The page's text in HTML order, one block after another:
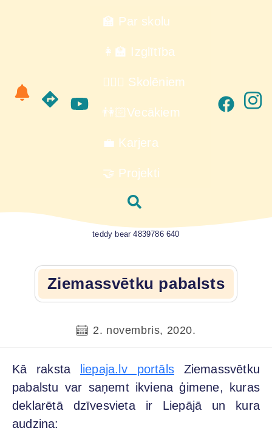
🏫 Par skolu
👩‍🏫 Izglītība
🙋🏻‍♂️ Skolēniem
👫🏻Vecākiem
💼 Karjera
🤝 Projekti
teddy bear 4839786 640
Ziemassvētku pabalsts
2. novembris, 2020.
Kā raksta liepaja.lv portālsZiemassvētku
pabalstu var saņemt ikviena ģimene, kuras
deklarētā dzīvesvieta ir Liepājā un kura
audzina: